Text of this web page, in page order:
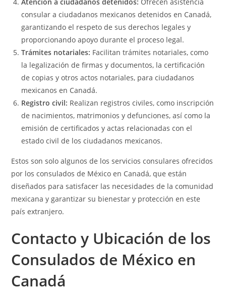
consular a ciudadanos mexicanos detenidos en Canadá,
garantizando el respeto de sus derechos legales y
proporcionando apoyo durante el proceso legal.
Trámites notariales: Facilitan trámites notariales, como
la legalización de firmas y documentos, la certificación
de copias y otros actos notariales, para ciudadanos
mexicanos en Canadá.
Registro civil: Realizan registros civiles, como inscripción
de nacimientos, matrimonios y defunciones, así como la
emisión de certificados y actas relacionadas con el
estado civil de los ciudadanos mexicanos.
Estos son solo algunos de los servicios consulares ofrecidos
por los consulados de México en Canadá, que están
diseñados para satisfacer las necesidades de la comunidad
mexicana y garantizar su bienestar y protección en este
país extranjero.
Contacto y Ubicación de los
Consulados de México en
Canadá